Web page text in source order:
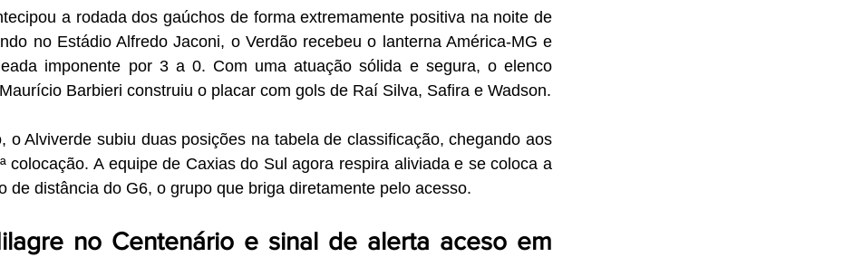
a rodada dos gaúchos de forma extremamente positiva na noite de
no Estádio Alfredo Jaconi, o Verdão recebeu o lanterna América-MG e
imponente por 3 a 0. Com uma atuação sólida e segura, o elenco
Barbieri construiu o placar com gols de Raí Silva, Safira e Wadson.
o Alviverde subiu duas posições na tabela de classificação, chegando aos
colocação. A equipe de Caxias do Sul agora respira aliviada e se coloca a
de distância do G6, o grupo que briga diretamente pelo acesso.
no Centenário e sinal de alerta aceso em